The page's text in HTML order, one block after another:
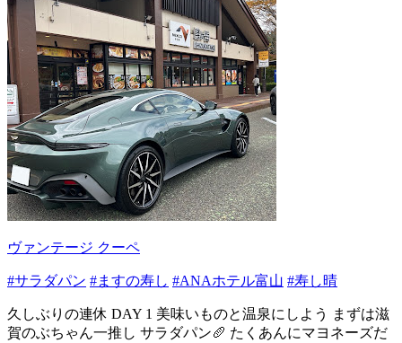
ヴァンテージ クーペ
#サラダパン #ますの寿し #ANAホテル富山 #寿し晴
久しぶりの連休 DAY 1 美味いものと温泉にしよう まずは滋
賀のぶちゃん一推し サラダパン🥖 たくあんにマヨネーズだ